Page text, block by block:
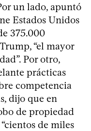
un lado, apuntó
Estados Unidos
375.000
“el mayor
Por otro,
prácticas
competencia
dijo que en
de propiedad
de miles